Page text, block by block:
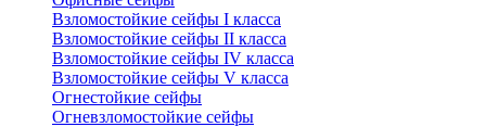
Взломостойкие сейфы I класса
Взломостойкие сейфы II класса
Взломостойкие сейфы IV класса
Взломостойкие сейфы V класса
Огнестойкие сейфы
Огневзломостойкие сейфы